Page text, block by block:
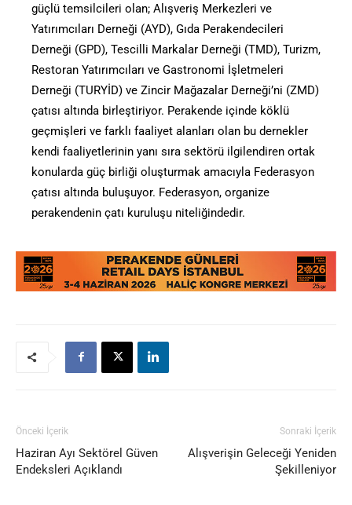
güçlü temsilcileri olan; Alışveriş Merkezleri ve
Yatırımcıları Derneği (AYD), Gıda Perakendecileri
Derneği (GPD), Tescilli Markalar Derneği (TMD), Turizm,
Restoran Yatırımcıları ve Gastronomi İşletmeleri
Derneği (TURYİD) ve Zincir Mağazalar Derneği’ni (ZMD)
çatısı altında birleştiriyor. Perakende içinde köklü
geçmişleri ve farklı faaliyet alanları olan bu dernekler
kendi faaliyetlerinin yanı sıra sektörü ilgilendiren ortak
konularda güç birliği oluşturmak amacıyla Federasyon
çatısı altında buluşuyor. Federasyon, organize
perakendenin çatı kuruluşu niteliğindedir.
Önceki İçerik
Haziran Ayı Sektörel Güven
Endeksleri Açıklandı
Sonraki İçerik
Alışverişin Geleceği Yeniden
Şekilleniyor